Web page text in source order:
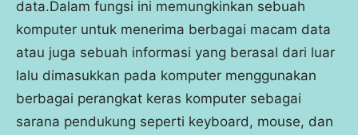
data.Dalam fungsi ini memungkinkan sebuah
komputer untuk menerima berbagai macam data
atau juga sebuah informasi yang berasal dari luar
lalu dimasukkan pada komputer menggunakan
berbagai perangkat keras komputer sebagai
sarana pendukung seperti keyboard, mouse, dan